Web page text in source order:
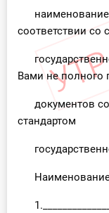
наименование
соответствии со
Вами не полного
документов
стандартом
Наименование